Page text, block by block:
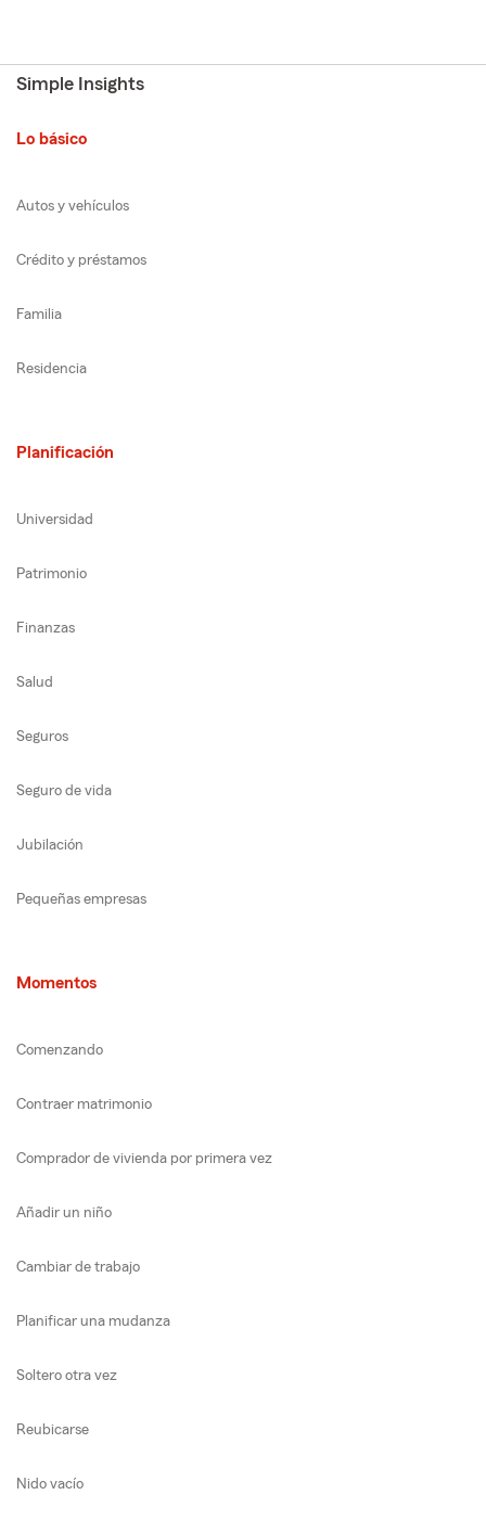
Simple Insights
Lo básico
Autos y vehículos
Crédito y préstamos
Familia
Residencia
Planificación
Universidad
Patrimonio
Finanzas
Salud
Seguros
Seguro de vida
Jubilación
Pequeñas empresas
Momentos
Comenzando
Contraer matrimonio
Comprador de vivienda por primera vez
Añadir un niño
Cambiar de trabajo
Planificar una mudanza
Soltero otra vez
Reubicarse
Nido vacío